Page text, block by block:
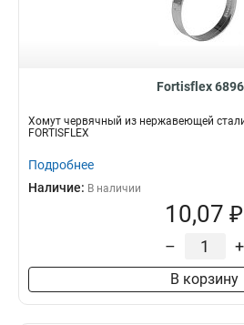
Fortisflex
Хомут червячный из нержавеющей
FORTISFLEX
Подробнее
Наличие: В наличии
10,07 ₽
– +
В корзину